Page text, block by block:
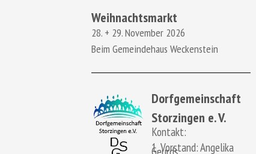
Weihnachtsmarkt
28. + 29. November 2026
Beim Gemeindehaus Weckenstein
Dorfgemeinschaft
Storzingen e. V.
Kontakt:
1. Vorstand: Angelika